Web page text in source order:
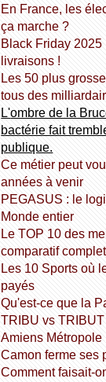
En France, les élections municipales : comment
ça marche ?
Black Friday 2025 : records de ventes, chaos de
livraisons !
Les 50 plus grosses fortunes de France sont
tous des
L'ombre de la Brucellose : Comment une
bactérie fait
publique.
Ce métier peut vous rendre riche dans les
années à venir
PEGASUS : le logiciel espion qui fait trembler le
Monde entier
Le TOP 10 des meilleurs VPN gratuits :
comparatif complet
Les 10 Sports où les athlètes sont les mieux
payés
Qu'est-ce que la
TRIBU vs TRIBUT
Amiens Métropole : la Maison Médicale de
Camon ferme ses
Comment faisait-